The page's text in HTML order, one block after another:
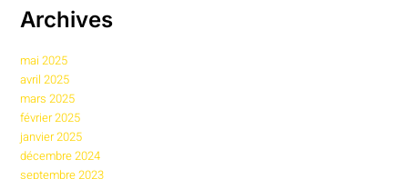
Archives
mai 2025
avril 2025
mars 2025
février 2025
janvier 2025
décembre 2024
septembre 2023